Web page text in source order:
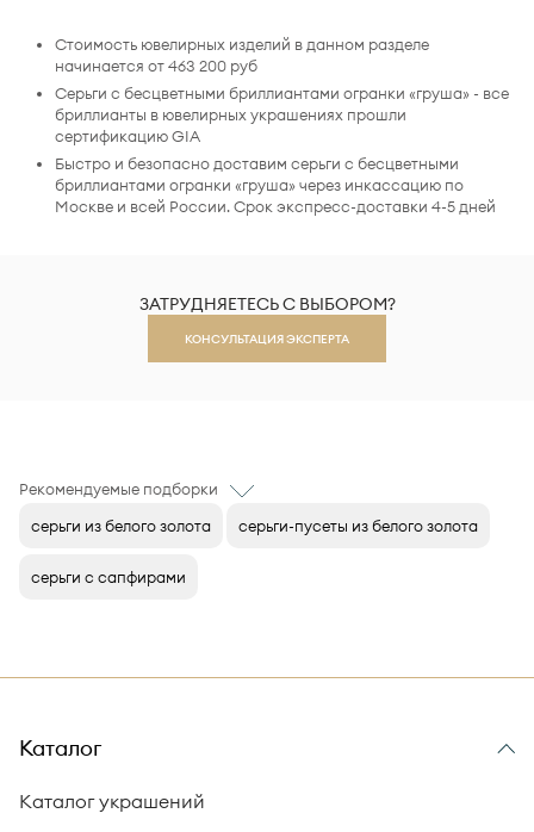
Стоимость ювелирных изделий в данном разделе
начинается от 463 200 руб
Серьги с бесцветными бриллиантами огранки «груша» - все
бриллианты в ювелирных украшениях прошли
сертификацию GIA
Быстро и безопасно доставим серьги с бесцветными
бриллиантами огранки «груша» через инкассацию по
Москве и всей России. Срок экспресс-доставки 4-5 дней
ЗАТРУДНЯЕТЕСЬ С ВЫБОРОМ?
КОНСУЛЬТАЦИЯ ЭКСПЕРТА
Рекомендуемые подборки
серьги из белого золота
серьги-пусеты из белого золота
серьги с сапфирами
Каталог
Каталог украшений